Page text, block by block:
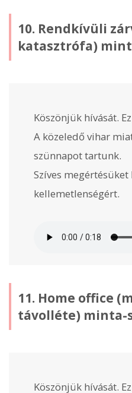
10. Rendkívüli
katasztrófa)
Köszönjük hívását.
A közeledő vihar
szünnapot tartunk.
Szíves megértésüket
kellemetlenségért.
11. Home office
távolléte) minta-
Köszönjük hívását.